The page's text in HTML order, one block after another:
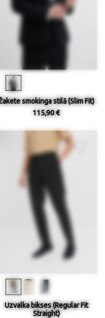
smokinga stilā (Slim Fit)
115,90 €
Uzvalka bikses (Regular Fit
Straight)